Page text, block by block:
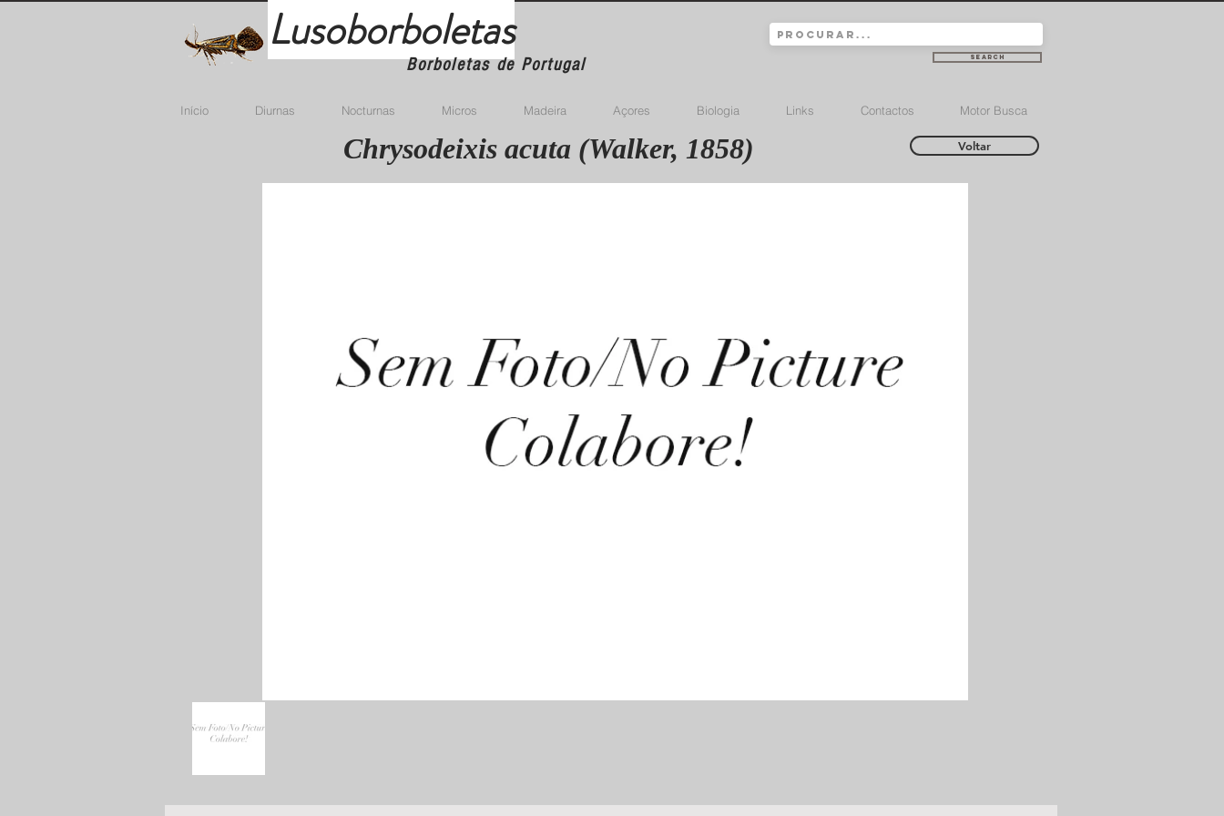
Lusoborboletas
Borboletas de Portugal Search
Início Diurnas Nocturnas Micros Madeira Açores Biologia Links Contactos Motor Busca
Chrysodeixis acuta (Walker, 1858) Voltar